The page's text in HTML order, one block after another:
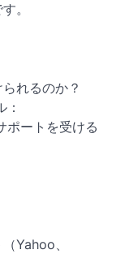
。
れるのか？
ートを受ける
Yahoo、